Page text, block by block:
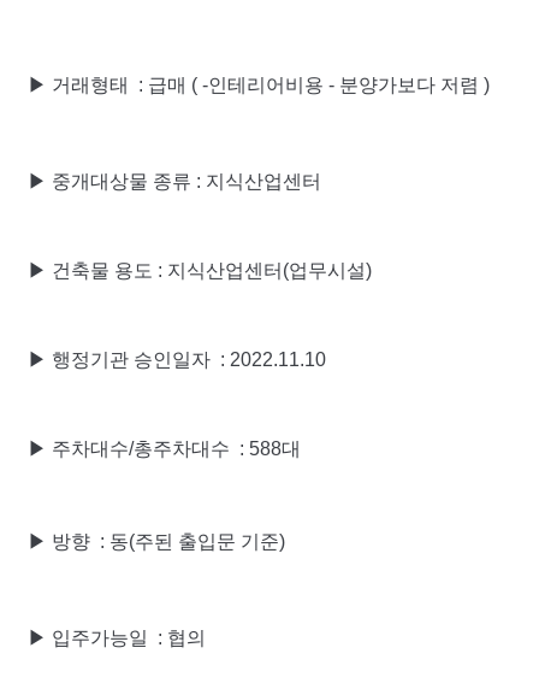
▶ 거래형태 : 급매 ( -인테리어비용 - 분양가보다 저렴 )
▶ 중개대상물 종류 : 지식산업센터
▶ 건축물 용도 : 지식산업센터(업무시설)
▶ 행정기관 승인일자 : 2022.11.10
▶ 주차대수/총주차대수 : 588대
▶ 방향 : 동(주된 출입문 기준)
▶ 입주가능일 : 협의